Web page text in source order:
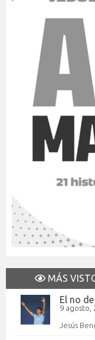
MÁS
El no
9 agosto,
Jesús